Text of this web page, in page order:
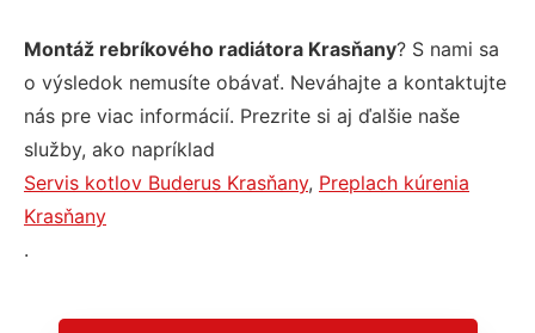
Montáž rebríkového radiátora Krasňany? S nami sa
o výsledok nemusíte obávať. Neváhajte a kontaktujte
nás pre viac informácií. Prezrite si aj ďalšie naše
služby, ako napríklad
Servis kotlov Buderus Krasňany, Preplach kúrenia
Krasňany
.